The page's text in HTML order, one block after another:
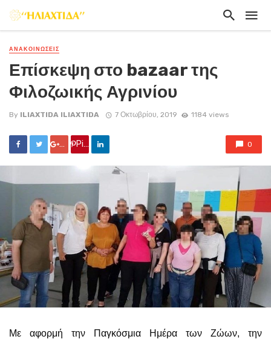
ΑΝΑΚΟΙΝΏΣΕΙΣ
Επίσκεψη στο bazaar της
Φιλοζωικής Αγρινίου
By ILIAXTIDA ILIAXTIDA 7 Οκτωβρίου, 2019 1184 views
Google +
Pin it 0
Με αφορμή την Παγκόσμια Ημέρα των Ζώων, την